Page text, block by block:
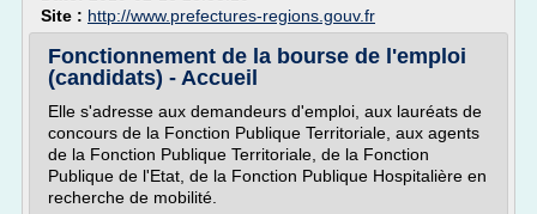
Site : http://www.prefectures-regions.gouv.fr
Fonctionnement de la bourse de l'emploi
(candidats) - Accueil
Elle s'adresse aux demandeurs d'emploi, aux lauréats de
concours de la Fonction Publique Territoriale, aux agents
de la Fonction Publique Territoriale, de la Fonction
Publique de l'Etat, de la Fonction Publique Hospitalière en
recherche de mobilité.